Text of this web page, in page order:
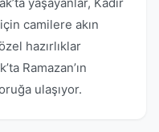
camilere akın
hazırlıklar
Ramazan’ın
ulaşıyor.